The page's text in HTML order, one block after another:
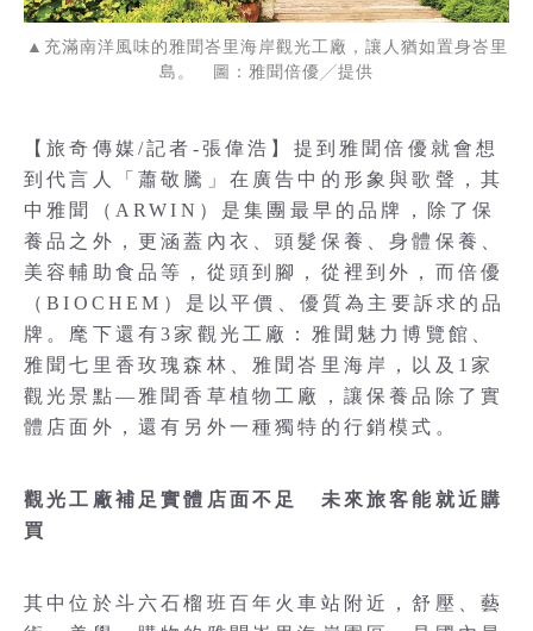
▲充滿南洋風味的雅聞峇里海岸觀光工廠，讓人猶如置身峇里
島。 圖：雅聞倍優╱提供
【旅奇傳媒/記者-張偉浩】提到雅聞倍優就會想
到代言人「蕭敬騰」在廣告中的形象與歌聲，其
中雅聞（ARWIN）是集團最早的品牌，除了保
養品之外，更涵蓋內衣、頭髮保養、身體保養、
美容輔助食品等，從頭到腳，從裡到外，而倍優
（BIOCHEM）是以平價、優質為主要訴求的品
牌。麾下還有3家觀光工廠：雅聞魅力博覽館、
雅聞七里香玫瑰森林、雅聞峇里海岸，以及1家
觀光景點—雅聞香草植物工廠，讓保養品除了實
體店面外，還有另外一種獨特的行銷模式。
觀光工廠補足實體店面不足 未來旅客能就近購
買
其中位於斗六石榴班百年火車站附近，舒壓、藝